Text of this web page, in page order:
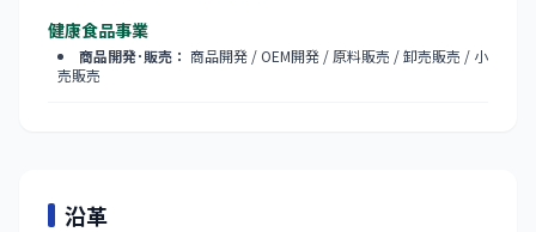
健康食品事業
商品開発･販売： 商品開発 / OEM開発 / 原料販売 / 卸売販売 / 小
売販売
沿革